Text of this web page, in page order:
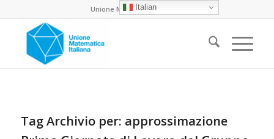
Unione Matematica Italiana
Tag Archivio per: approssimazione
Italian